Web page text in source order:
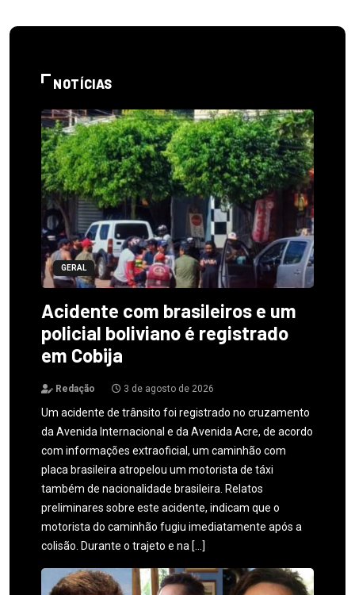
NOTÍCIAS
GERAL
Acidente com brasileiros e um
policial boliviano é registrado
em Cobija
Redação 3 de agosto de 2026
Um acidente de trânsito foi registrado no cruzamento
da Avenida Internacional e da Avenida Acre, de acordo
com informações extraoficial, um caminhão com
placa brasileira atropelou um motorista de táxi
também de nacionalidade brasileira. Relatos
preliminares sobre este acidente, indicam que o
motorista do caminhão fugiu imediatamente após a
colisão. Durante o trajeto e na […]